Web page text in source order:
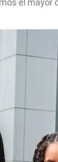
el mayor